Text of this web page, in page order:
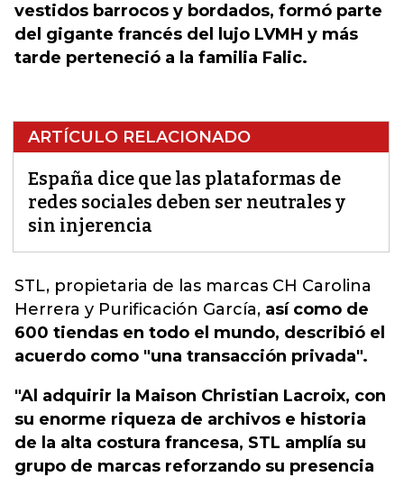
vestidos barrocos y bordados, formó parte
del gigante francés del lujo LVMH y más
tarde perteneció a la familia Falic.
ARTÍCULO RELACIONADO
España dice que las plataformas de
redes sociales deben ser neutrales y
sin injerencia
STL, propietaria de las marcas CH Carolina
Herrera y Purificación García, así como de
600 tiendas en todo el mundo, describió el
acuerdo como "una transacción privada".
"Al adquirir la Maison Christian Lacroix, con
su enorme riqueza de archivos e historia
de la alta costura francesa, STL amplía su
grupo de marcas reforzando su presencia